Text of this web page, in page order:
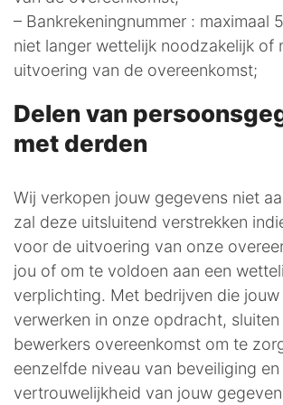
– Bankrekeningnummer : maximaal
niet langer wettelijk noodzakelijk of
uitvoering van de overeenkomst;
Delen van
met derden
Wij verkopen jouw gegevens niet
zal deze uitsluitend verstrekken
voor de uitvoering van onze
jou of om te voldoen aan een
verplichting. Met bedrijven die
verwerken in onze opdracht, sluiten
bewerkers overeenkomst om te
eenzelfde niveau van beveiliging en
vertrouwelijkheid van jouw